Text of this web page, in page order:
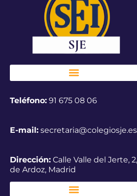
Teléfono: 91 675 08 06
E-mail: secretaria@colegiosje.es
Dirección: Calle Valle del Jerte,
de Ardoz, Madrid